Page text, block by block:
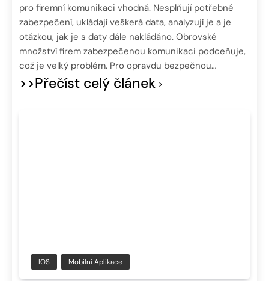
pro firemní komunikaci vhodná. Nesplňují potřebné
zabezpečení, ukládají veškerá data, analyzují je a je
otázkou, jak je s daty dále nakládáno. Obrovské
množství firem zabezpečenou komunikaci podceňuje,
což je velký problém. Pro opravdu bezpečnou…
>>Přečíst celý článek
IOS Mobilní Aplikace